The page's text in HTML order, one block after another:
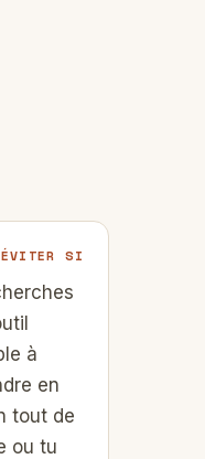
SI
à
en
tout de
ou tu